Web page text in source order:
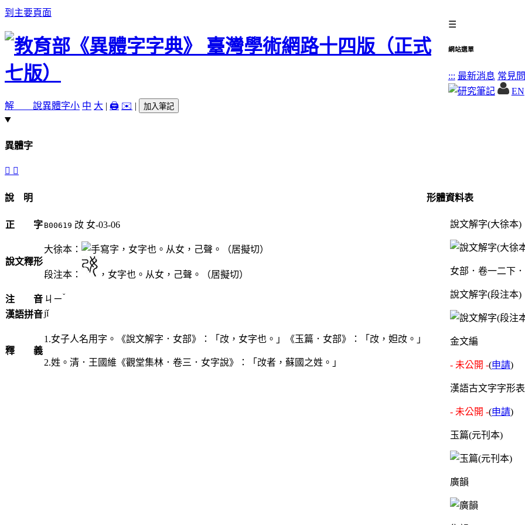
到主要頁面
☰
網站選單
::: 最新消息 常見
EN
解 說異體字小 中 大 | 🖨️ ✉️ | 加入筆記
異體字
󷕓 󷕒
說 明
正 字 B00619 妀 女-03-06
說文釋形
大徐本： ，女字也。从女，己聲。（居擬切）
段注本： ，女字也。从女，己聲。（居擬切）
注 音 ㄐㄧˇ
漢語拼音jǐ
釋 義
1.女子人名用字。《說文解字．女部》：「妀，女字也。」《玉篇．女部》：「妀，妲妀。」
2.姓。清．王國維《觀堂集林．卷三．女字說》：「妀者，蘇國之姓。」
形體資料表
說文解字(大徐本)
女部．卷一二下
說文解字(段注本)
金文編
- 未公開 -(申請)
漢語古文字字形表
- 未公開 -(申請)
玉篇(元刊本)
廣韻